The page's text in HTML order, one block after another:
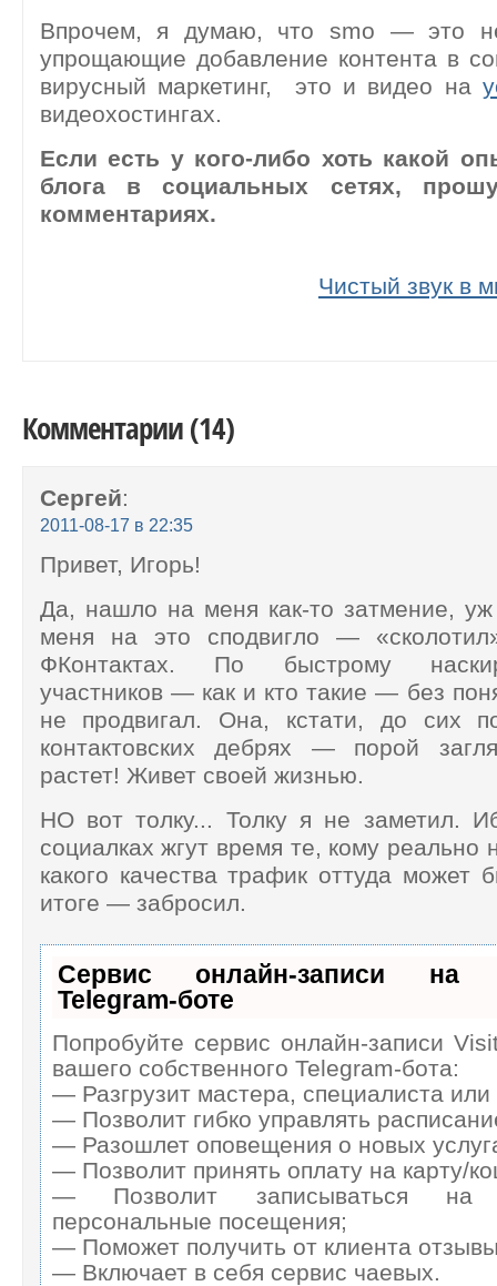
Впрочем, я думаю, что smo — это не
упрощающие добавление контента в
вирусный маркетинг, это и видео на
видеохостингах.
Если есть у кого-либо хоть какой
блога в социальных сетях,
комментариях.
Чистый звук в
Комментарии (14)
Сергей:
2011-08-17 в 22:35
Привет, Игорь!
Да, нашло на меня как-то затмение,
меня на это сподвигло —
ФКонтактах. По быстрому
участников — как и кто такие — без
не продвигал. Она, кстати, до сих
контактовских дебрях — порой
растет! Живет своей жизнью.
НО вот толку... Толку я не заметил.
социалках жгут время те, кому реально
какого качества трафик оттуда может
итоге — забросил.
Сервис онлайн-записи на
Telegram-боте
Попробуйте сервис онлайн-записи
вашего собственного Telegram-бота:
— Разгрузит мастера, специалиста
— Позволит гибко управлять
— Разошлет оповещения о новых
— Позволит принять оплату на карту/
— Позволит записываться на
персональные посещения;
— Поможет получить от клиента
— Включает в себя сервис чаевых.